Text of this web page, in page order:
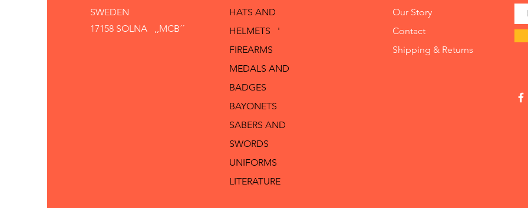
SWEDEN
17158 SOLNA ,,MCB´´
HATS AND
HELMETS '
FIREARMS
MEDALS AND
BADGES
BAYONETS
SABERS AND
SWORDS
UNIFORMS
LITERATURE
Our Story
Contact
Shipping & Returns